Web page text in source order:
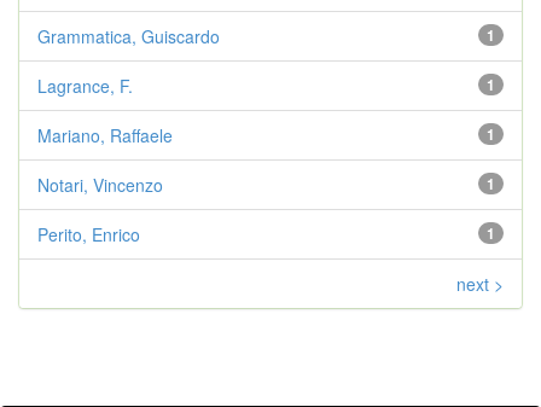
1
Grammatica, Guiscardo
1
Lagrance, F.
1
Mariano, Raffaele
1
Notari, Vincenzo
1
Perito, Enrico
next >